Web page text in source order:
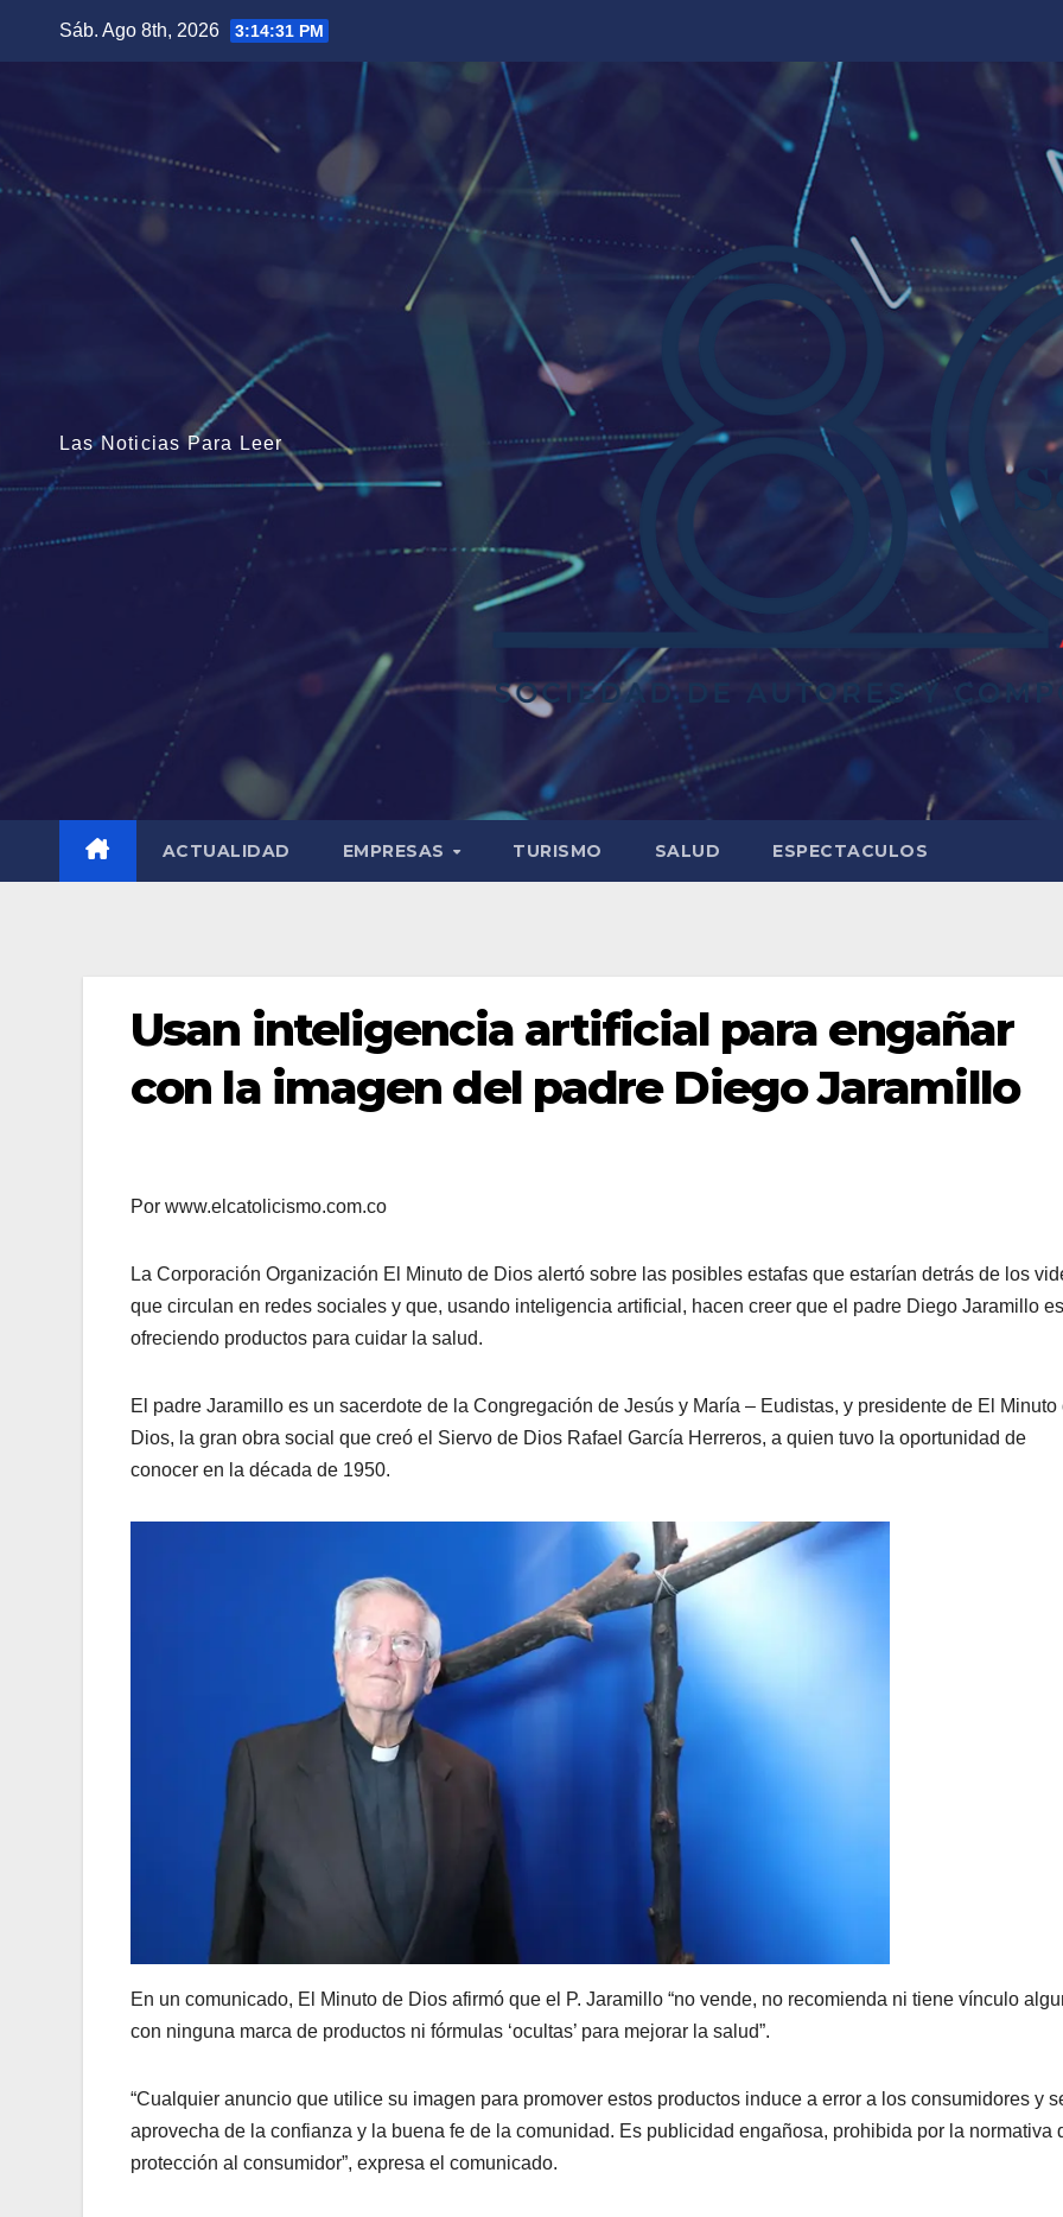
Sáb. Ago 8th, 2026 3:14:32 PM
Las Noticias Para Leer
ACTUALIDAD EMPRESAS TURISMO SALUD ESPECTACULOS
Usan inteligencia artificial para engañar
con la imagen del padre Diego Jaramillo
Por www.elcatolicismo.com.co
La Corporación Organización El Minuto de Dios alertó sobre las posibles estafas que estarían detrás de los
que circulan en redes sociales y que, usando inteligencia artificial, hacen creer que el padre Diego Jaramillo
ofreciendo productos para cuidar la salud.
El padre Jaramillo es un sacerdote de la Congregación de Jesús y María – Eudistas, y presidente de El Minuto
Dios, la gran obra social que creó el Siervo de Dios Rafael García Herreros, a quien tuvo la oportunidad de
conocer en la década de 1950.
En un comunicado, El Minuto de Dios afirmó que el P. Jaramillo “no vende, no recomienda ni tiene vínculo
con ninguna marca de productos ni fórmulas ‘ocultas’ para mejorar la salud”.
“Cualquier anuncio que utilice su imagen para promover estos productos induce a error a los consumidores y
aprovecha de la confianza y la buena fe de la comunidad. Es publicidad engañosa, prohibida por la normativa
protección al consumidor”, expresa el comunicado.